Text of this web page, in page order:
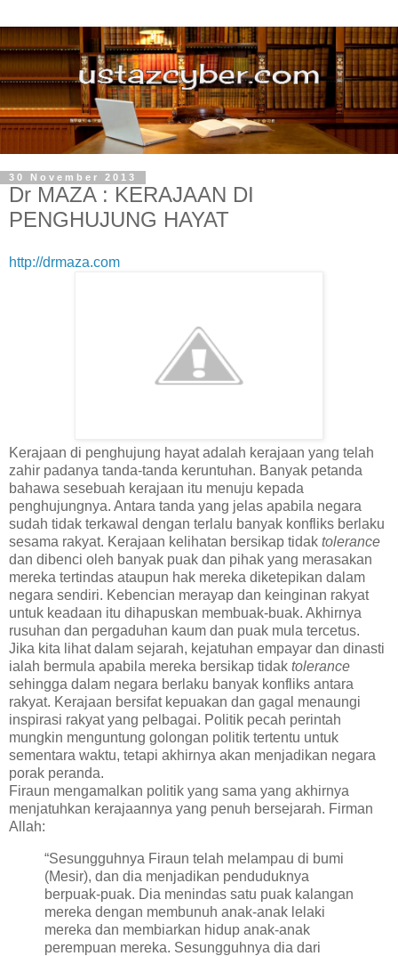
30 November 2013
Dr MAZA : KERAJAAN DI
PENGHUJUNG HAYAT
http://drmaza.com
Kerajaan di penghujung hayat adalah kerajaan yang telah
zahir padanya tanda-tanda keruntuhan. Banyak petanda
bahawa sesebuah kerajaan itu menuju kepada
penghujungnya. Antara tanda yang jelas apabila negara
sudah tidak terkawal dengan terlalu banyak konfliks berlaku
sesama rakyat. Kerajaan kelihatan bersikap tidak tolerance
dan dibenci oleh banyak puak dan pihak yang merasakan
mereka tertindas ataupun hak mereka diketepikan dalam
negara sendiri. Kebencian merayap dan keinginan rakyat
untuk keadaan itu dihapuskan membuak-buak. Akhirnya
rusuhan dan pergaduhan kaum dan puak mula tercetus.
Jika kita lihat dalam sejarah, kejatuhan empayar dan dinasti
ialah bermula apabila mereka bersikap tidak tolerance
sehingga dalam negara berlaku banyak konfliks antara
rakyat. Kerajaan bersifat kepuakan dan gagal menaungi
inspirasi rakyat yang pelbagai. Politik pecah perintah
mungkin menguntung golongan politik tertentu untuk
sementara waktu, tetapi akhirnya akan menjadikan negara
porak peranda.
Firaun mengamalkan politik yang sama yang akhirnya
menjatuhkan kerajaannya yang penuh bersejarah. Firman
Allah:
“Sesungguhnya Firaun telah melampau di bumi
(Mesir), dan dia menjadikan penduduknya
berpuak-puak. Dia menindas satu puak kalangan
mereka dengan membunuh anak-anak lelaki
mereka dan membiarkan hidup anak-anak
perempuan mereka. Sesungguhnya dia dari